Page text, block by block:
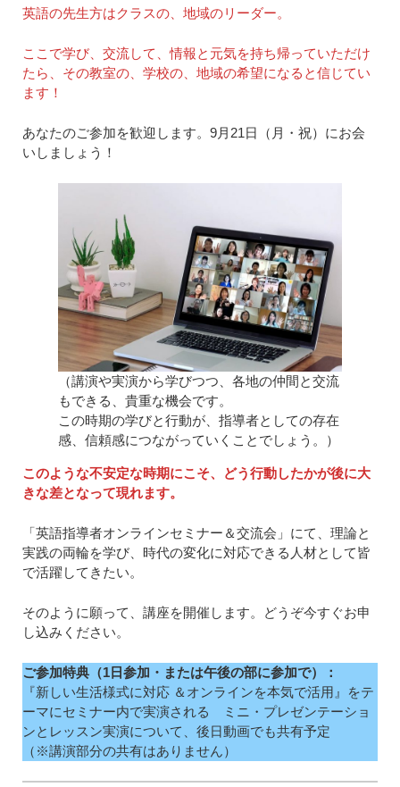
英語の先生方はクラスの、地域のリーダー。
ここで学び、交流して、情報と元気を持ち帰っていただけ
たら、その教室の、学校の、地域の希望になると信じてい
ます！
あなたのご参加を歓迎します。9月21日（月・祝）にお会
いしましょう！
（講演や実演から学びつつ、各地の仲間と交流
もできる、貴重な機会です。
この時期の学びと行動が、指導者としての存在
感、信頼感につながっていくことでしょう。）
このような不安定な時期にこそ、どう行動したかが後に大
きな差となって現れます。
「英語指導者オンラインセミナー＆交流会」にて、理論と
実践の両輪を学び、時代の変化に対応できる人材として皆
で活躍してきたい。
そのように願って、講座を開催します。どうぞ今すぐお申
し込みください。
ご参加特典（1日参加・または午後の部に参加で）：
『新しい生活様式に対応 ＆オンラインを本気で活用』をテ
ーマにセミナー内で実演される ミニ・プレゼンテーショ
ンとレッスン実演について、後日動画でも共有予定
（※講演部分の共有はありません）